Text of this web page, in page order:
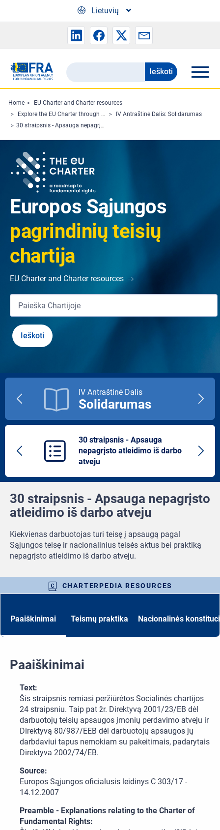
Lietuvių
Search
the
FRA
website
Ieškoti
Home
EU Charter and Charter resources
Explore the EU Charter through Charterpedia
IV Antraštinė Dalis: Solidarumas
30 straipsnis - Apsauga nepagrįsto atleidimo iš darbo atveju
Europos Sąjungos
pagrindinių teisių
chartija
EU Charter and Charter resources
IV Antraštinė Dalis
Solidarumas
Previous
30 straipsnis - Apsauga
nepagrįsto atleidimo iš darbo
atveju
30 straipsnis - Apsauga nepagrįsto
atleidimo iš darbo atveju
Kiekvienas darbuotojas turi teisę į apsaugą pagal
Sąjungos teisę ir nacionalinius teisės aktus bei praktiką
nepagrįsto atleidimo iš darbo atveju.
CHARTERPEDIA RESOURCES
Paaiškinimai Teismų praktika Nacionalinės
Paaiškinimai
Text:
Šis straipsnis remiasi peržiūrėtos Socialinės chartijos
24 straipsniu. Taip pat žr. Direktyvą 2001/23/EB dėl
darbuotojų teisių apsaugos įmonių perdavimo atveju ir
Direktyvą 80/987/EEB dėl darbuotojų apsaugos jų
darbdaviui tapus nemokiam su pakeitimais, padarytais
Direktyva 2002/74/EB.
Source:
Europos Sąjungos oficialusis leidinys C 303/17 -
14.12.2007
Preamble - Explanations relating to the Charter of
Fundamental Rights: